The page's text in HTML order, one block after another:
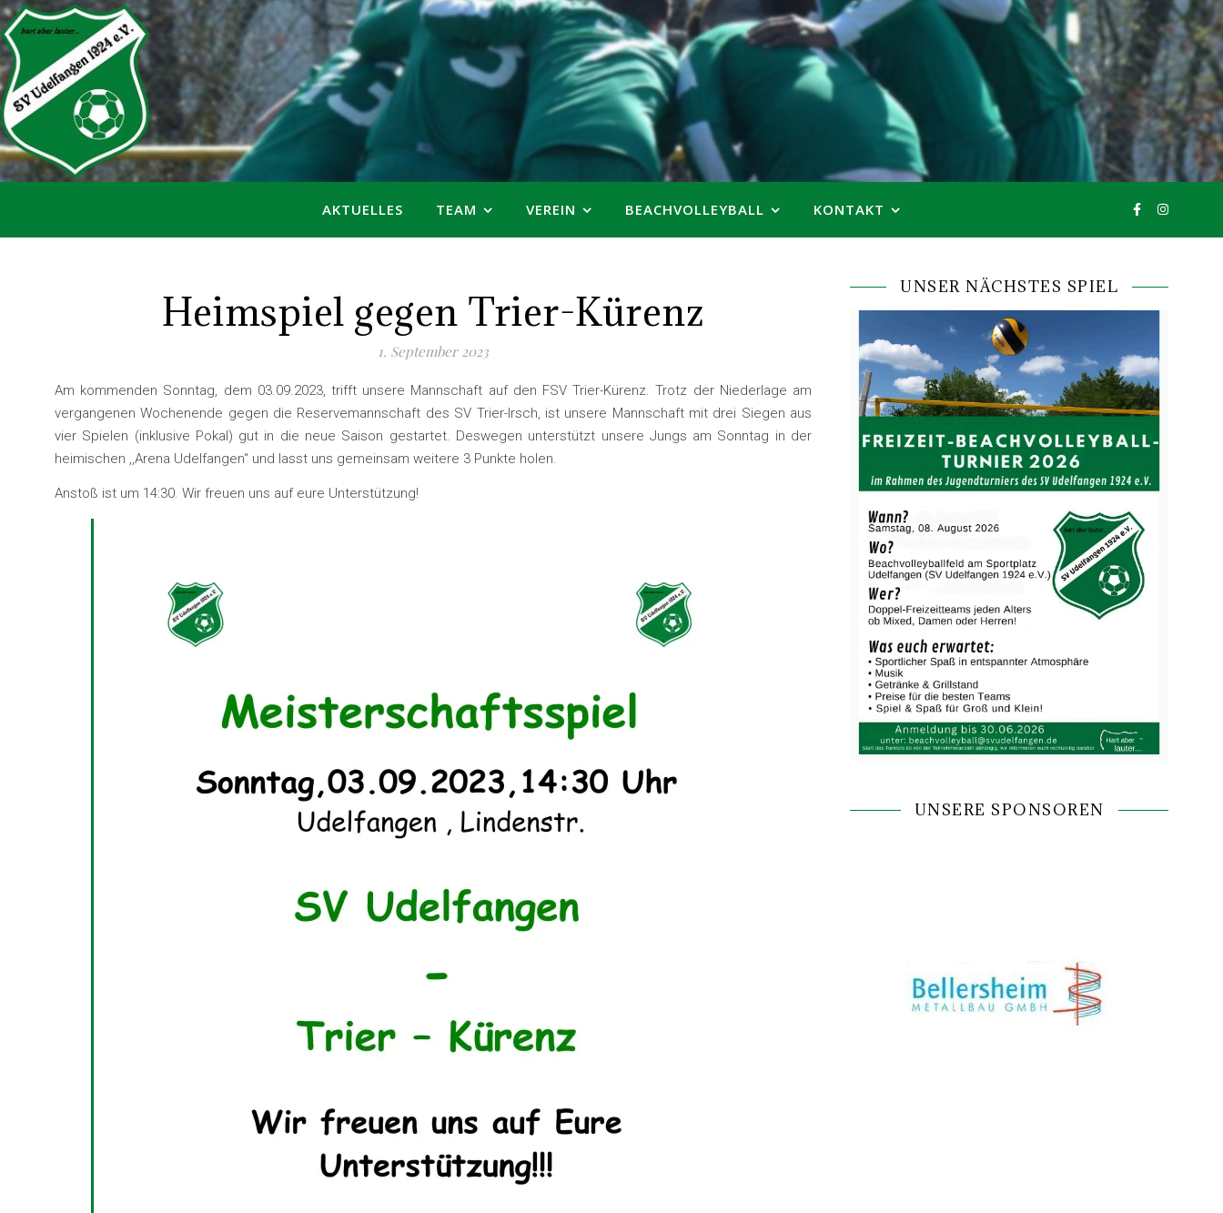
AKTUELLES TEAM VEREIN BEACHVOLLEYBALL KONTAKT
Heimspiel gegen Trier-Kürenz
1. September 2023
Am kommenden Sonntag, dem 03.09.2023, trifft unsere Mannschaft auf den FSV Trier-Kürenz. Trotz der Niederlage am
vergangenen Wochenende gegen die Reservemannschaft des SV Trier-Irsch, ist unsere Mannschaft mit drei Siegen aus
vier Spielen (inklusive Pokal) gut in die neue Saison gestartet. Deswegen unterstützt unsere Jungs am Sonntag in der
heimischen ,,Arena Udelfangen“ und lasst uns gemeinsam weitere 3 Punkte holen.
Anstoß ist um 14:30. Wir freuen uns auf eure Unterstützung!
UNSER NÄCHSTES SPIEL
UNSERE SPONSOREN